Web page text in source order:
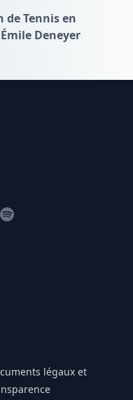
de Tennis en
Deneyer
Spotify
légaux et